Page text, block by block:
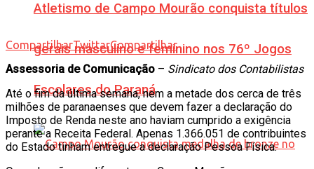
Atletismo de Campo Mourão conquista títulos
gerais masculino e feminino nos 76º Jogos
Escolares do Paraná
CompartilharTwittarCompartilhar
Assessoria de Comunicação – Sindicato dos Contabilistas
Até o fim da última semana, nem a metade dos cerca de três
milhões de paranaenses que devem fazer a declaração do
Imposto de Renda neste ano haviam cumprido a exigência
perante a Receita Federal. Apenas 1.366.051 de contribuintes
do Estado tinham entregue a declaração Pessoa Física.